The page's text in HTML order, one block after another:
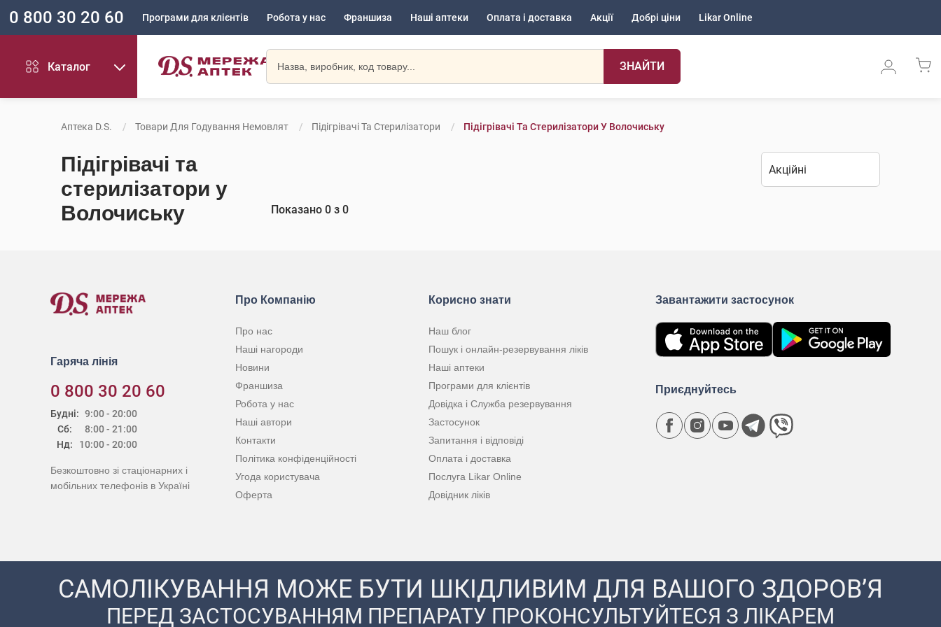
0 800 30 20 60 Програми для клієнтів Робота у нас Франшиза Наші аптеки Оплата і доставка Акції Добрі ціни Likar Online
Каталог ЗНАЙТИ
Аптека D.S. Товари Для Годування Немовлят Підігрівачі Та Стерилізатори Підігрівачі Та Стерилізатори У Волочиську
Підігрівачі та
стерилізатори у
Волочиську
Показано 0 з 0
Гаряча лінія
0 800 30 20 60
Будні:
Сб:
Нд:
9:00 - 20:00
8:00 - 21:00
10:00 - 20:00
Безкоштовно зі стаціонарних і
мобільних телефонів в Україні
Про Компанію
Про нас
Наші нагороди
Новини
Франшиза
Робота у нас
Наші автори
Контакти
Політика конфіденційності
Угода користувача
Оферта
Корисно знати
Наш блог
Пошук і онлайн-резервування ліків
Наші аптеки
Програми для клієнтів
Довідка і Служба резервування
Застосунок
Запитання і відповіді
Оплата і доставка
Послуга Likar Online
Довідник ліків
Завантажити застосунок
Приєднуйтесь
САМОЛІКУВАННЯ МОЖЕ БУТИ ШКІДЛИВИМ ДЛЯ ВАШОГО ЗДОРОВ’Я
ПЕРЕД ЗАСТОСУВАННЯМ ПРЕПАРАТУ ПРОКОНСУЛЬТУЙТЕСЯ З ЛІКАРЕМ